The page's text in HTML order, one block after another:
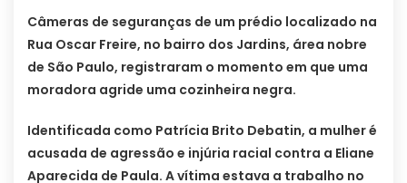
Câmeras de seguranças de um prédio localizado na
Rua Oscar Freire, no bairro dos Jardins, área nobre
de São Paulo, registraram o momento em que uma
moradora agride uma cozinheira negra.
Identificada como Patrícia Brito Debatin, a mulher é
acusada de agressão e injúria racial contra a Eliane
Aparecida de Paula. A vítima estava a trabalho no